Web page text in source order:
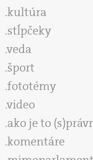
kultúra
stĺpčeky
veda
šport
fototémy
video
ako je to
komentáre